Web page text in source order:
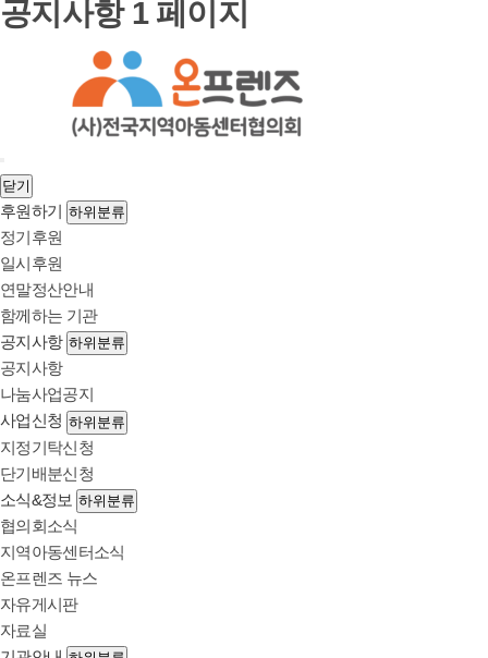
공지사항 1 페이지
닫기
후원하기 하위분류
정기후원
일시후원
연말정산안내
함께하는 기관
공지사항 하위분류
공지사항
나눔사업공지
사업신청 하위분류
지정기탁신청
단기배분신청
소식&정보 하위분류
협의회소식
지역아동센터소식
온프렌즈 뉴스
자유게시판
자료실